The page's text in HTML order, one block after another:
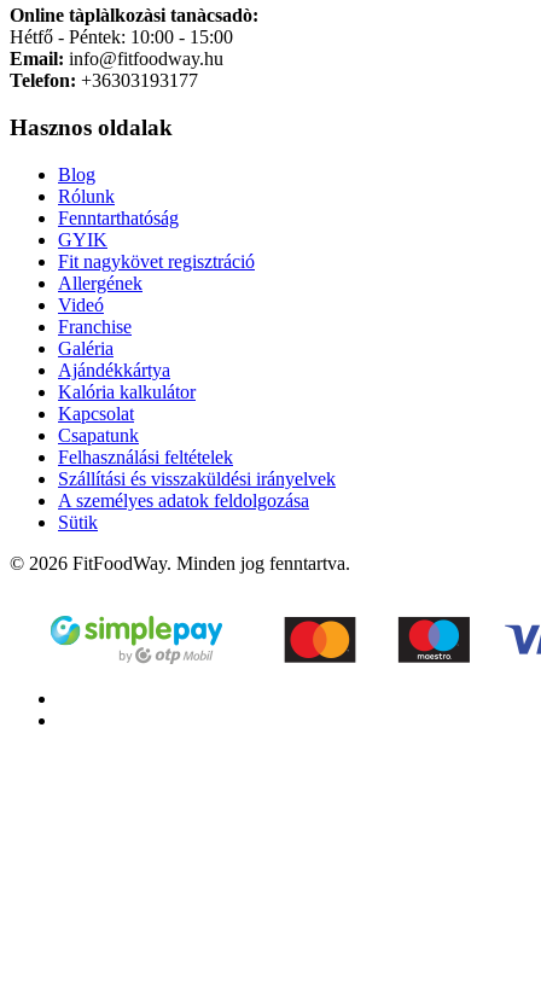
Online tàplàlkozàsi tanàcsadò:
Hétfő - Péntek: 10:00 - 15:00
Email: info@fitfoodway.hu
Telefon: +36303193177
Hasznos oldalak
Blog
Rólunk
Fenntarthatóság
GYIK
Fit nagykövet regisztráció
Allergének
Videó
Franchise
Galéria
Ajándékkártya
Kalória kalkulátor
Kapcsolat
Csapatunk
Felhasználási feltételek
Szállítási és visszaküldési irányelvek
A személyes adatok feldolgozása
Sütik
© 2026 FitFoodWay. Minden jog fenntartva.